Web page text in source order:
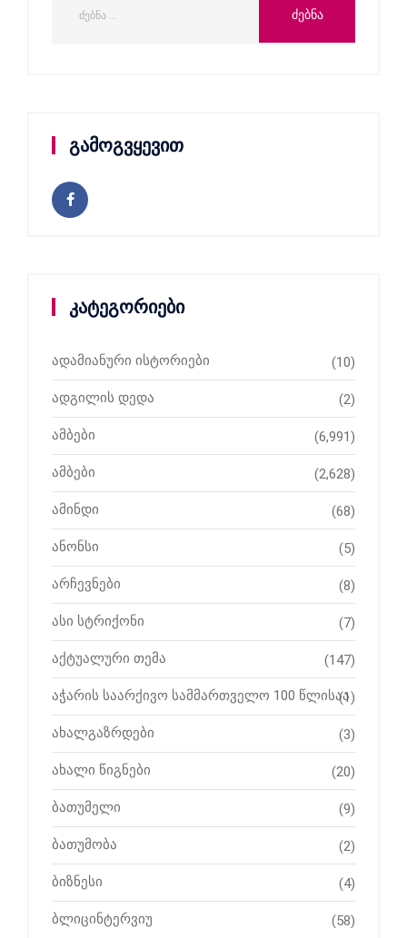
გამოგვყევით
კატეგორიები
ადამიანური ისტორიები (10)
ადგილის დედა (2)
ამბები (6,991)
ამბები (2,628)
ამინდი (68)
ანონსი (5)
არჩევნები (8)
ასი სტრიქონი (7)
აქტუალური თემა (147)
აჭარის საარქივო სამმართველო 100 წლისაა
(1)
ახალგაზრდები (3)
ახალი წიგნები (20)
ბათუმელი (9)
ბათუმობა (2)
ბიზნესი (4)
ბლიცინტერვიუ (58)